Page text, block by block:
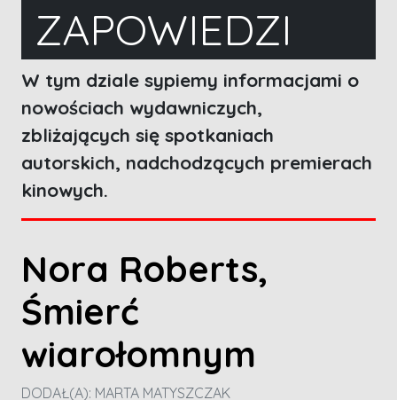
ZAPOWIEDZI
W tym dziale sypiemy informacjami o
nowościach wydawniczych,
zbliżających się spotkaniach
autorskich, nadchodzących premierach
kinowych.
Nora Roberts,
Śmierć
wiarołomnym
DODAŁ(A): MARTA MATYSZCZAK